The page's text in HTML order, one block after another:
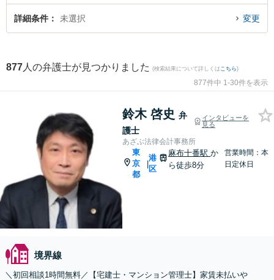
ブル解決の実績豊富な近くの弁護士を検索したい』『初回相談無料で境界線を
法律相談できる東京都内の弁護士に相談予約したい』などでお困りの相談者さ
詳細条件 未選択 変更
877 人の弁護士が見つかりました (検索結果について詳しくは こちら)
877件中 1-30件を表示
鈴木 啓史 弁
護士
インタビューを
見る
あざぶ法律会計事務所
東
京
都
|
港
区
麻布十番駅か
ら徒歩8分
営業時間：本
日定休日
境界線
＼初回相談1時間無料／【宅建士・マンション管理士】家賃未払いや